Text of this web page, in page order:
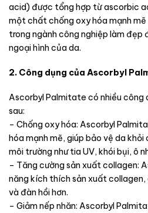
acid) được tổng hợp từ ascorbic
một chất chống oxy hóa mạnh
trong ngành công nghiệp làm đẹp
ngoại hình của da.
2. Công dụng của Ascorbyl
Ascorbyl Palmitate có nhiều công
sau:
– Chống oxy hóa: Ascorbyl
hóa mạnh mẽ, giúp bảo vệ da
môi trường như tia UV, khói bụi, ô
– Tăng cường sản xuất collagen:
năng kích thích sản xuất collagen,
và đàn hồi hơn.
– Giảm nếp nhăn: Ascorbyl